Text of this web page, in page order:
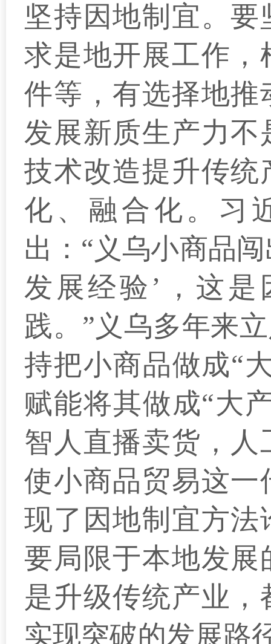
坚持因地制宜。
求是地开展工作
件等，有选择地
发展新质生产力
技术改造提升传
化、融合化。习
出：“义乌小商品
发展经验’，这
践。”义乌多年来
持把小商品做成“
赋能将其做成“大
智人直播卖货，
使小商品贸易这
现了因地制宜方
要局限于本地发
是升级传统产业
实现突破的发展路